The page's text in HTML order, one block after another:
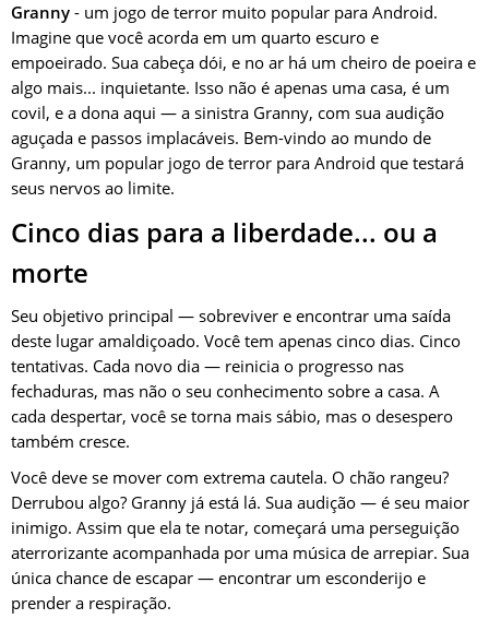
Granny - um jogo de terror muito popular para Android.
Imagine que você acorda em um quarto escuro e
empoeirado. Sua cabeça dói, e no ar há um cheiro de poeira e
algo mais... inquietante. Isso não é apenas uma casa, é um
covil, e a dona aqui — a sinistra Granny, com sua audição
aguçada e passos implacáveis. Bem-vindo ao mundo de
Granny, um popular jogo de terror para Android que testará
seus nervos ao limite.
Cinco dias para a liberdade... ou a
morte
Seu objetivo principal — sobreviver e encontrar uma saída
deste lugar amaldiçoado. Você tem apenas cinco dias. Cinco
tentativas. Cada novo dia — reinicia o progresso nas
fechaduras, mas não o seu conhecimento sobre a casa. A
cada despertar, você se torna mais sábio, mas o desespero
também cresce.
Você deve se mover com extrema cautela. O chão rangeu?
Derrubou algo? Granny já está lá. Sua audição — é seu maior
inimigo. Assim que ela te notar, começará uma perseguição
aterrorizante acompanhada por uma música de arrepiar. Sua
única chance de escapar — encontrar um esconderijo e
prender a respiração.